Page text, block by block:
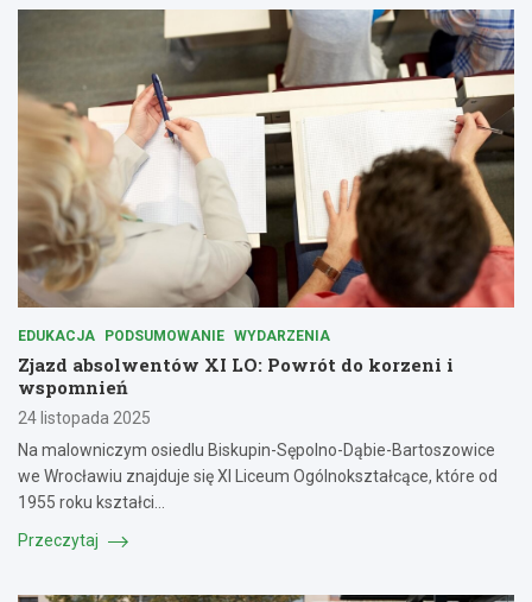
EDUKACJA PODSUMOWANIE WYDARZENIA
Zjazd absolwentów XI LO: Powrót do korzeni i
wspomnień
24 listopada 2025
Na malowniczym osiedlu Biskupin-Sępolno-Dąbie-Bartoszowice
we Wrocławiu znajduje się XI Liceum Ogólnokształcące, które od
1955 roku kształci…
Przeczytaj